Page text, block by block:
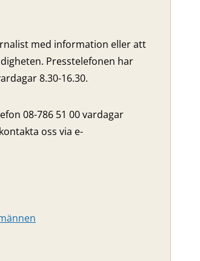
med information eller att
Presstelefonen har
8.30-16.30.
08-786 51 00 vardagar
oss via e-